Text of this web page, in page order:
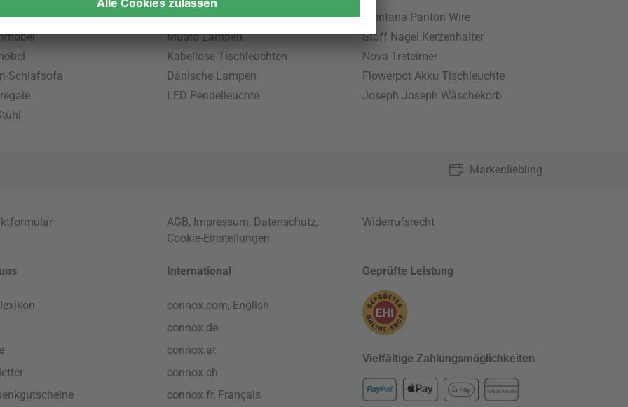
Möbel
Schlafsofa
Pendellampe für Außen
Muuto Lampen
Kabellose Tischleuchten
Dänische Lampen
LED Pendelleuchte
Montana Panton Wire
Stoff Nagel Kerzenhalter
Nova Treteimer
Flowerpot Akku Tischleuchte
Joseph Joseph Wäschekorb
Markenliebling
AGB, Impressum, Datenschutz,
Cookie-Einstellungen
Widerrufsrecht
International
connox.com, English
connox.de
connox.at
connox.ch
connox.fr, Français
Geprüfte Leistung
Vielfältige Zahlungsmöglichkeiten
KREDITKARTE